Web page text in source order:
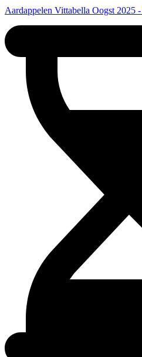
Aardappelen Vittabella Oogst 2025